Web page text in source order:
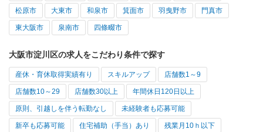
松原市 大東市 和泉市 箕面市 羽曳野市 門真市
東大阪市 泉南市 四條畷市
大阪市淀川区の求人をこだわり条件で探す
産休・育休取得実績有り スキルアップ 店舗数1～9
店舗数10～29 店舗数30以上 年間休日120日以上
原則、引越しを伴う転勤なし 未経験者も応募可能
新卒も応募可能 住宅補助（手当）あり 残業月10ｈ以下